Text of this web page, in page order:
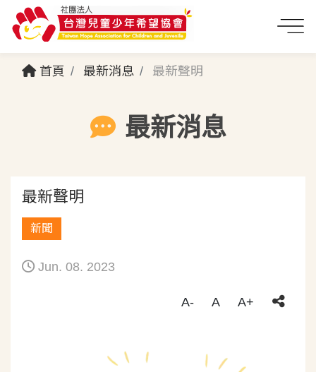
首頁 最新消息 最新聲明
最新消息
最新聲明
新聞
Jun. 08. 2023
A- A A+